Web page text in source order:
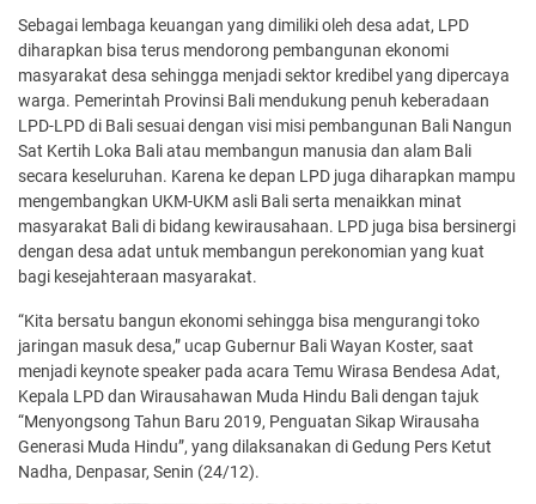
Sebagai lembaga keuangan yang dimiliki oleh desa adat, LPD
diharapkan bisa terus mendorong pembangunan ekonomi
masyarakat desa sehingga menjadi sektor kredibel yang dipercaya
warga. Pemerintah Provinsi Bali mendukung penuh keberadaan
LPD-LPD di Bali sesuai dengan visi misi pembangunan Bali Nangun
Sat Kertih Loka Bali atau membangun manusia dan alam Bali
secara keseluruhan. Karena ke depan LPD juga diharapkan mampu
mengembangkan UKM-UKM asli Bali serta menaikkan minat
masyarakat Bali di bidang kewirausahaan. LPD juga bisa bersinergi
dengan desa adat untuk membangun perekonomian yang kuat
bagi kesejahteraan masyarakat.
“Kita bersatu bangun ekonomi sehingga bisa mengurangi toko
jaringan masuk desa,” ucap Gubernur Bali Wayan Koster, saat
menjadi keynote speaker pada acara Temu Wirasa Bendesa Adat,
Kepala LPD dan Wirausahawan Muda Hindu Bali dengan tajuk
“Menyongsong Tahun Baru 2019, Penguatan Sikap Wirausaha
Generasi Muda Hindu”, yang dilaksanakan di Gedung Pers Ketut
Nadha, Denpasar, Senin (24/12).